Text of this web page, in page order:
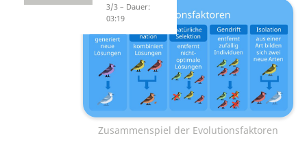
Zusammenspiel der Evolutionsfaktoren
3/3 – Dauer:
03:19